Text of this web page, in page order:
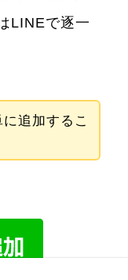
LINEで逐一
追加するこ